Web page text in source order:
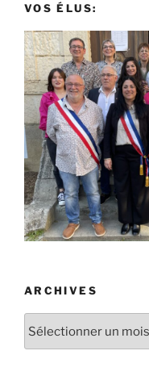
VOS ÉLUS:
ARCHIVES